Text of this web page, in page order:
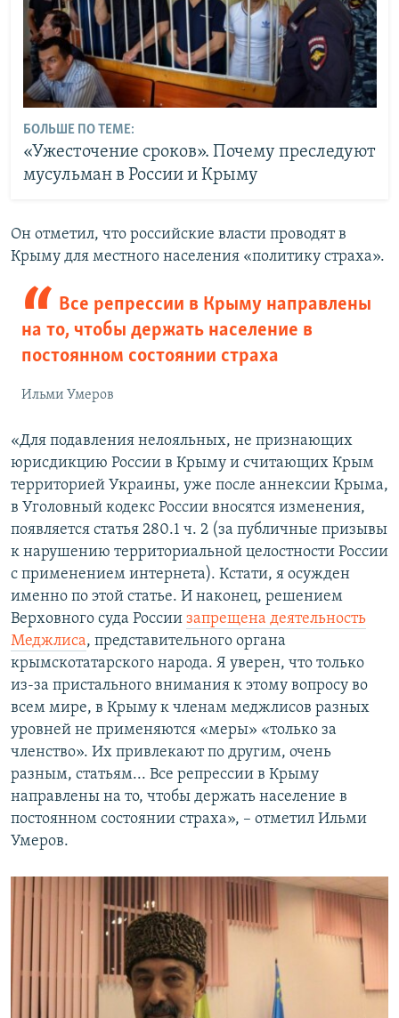
БОЛЬШЕ ПО ТЕМЕ:
«Ужесточение сроков». Почему преследуют
мусульман в России и Крыму
Он отметил, что российские власти проводят в
Крыму для местного населения «политику страха».
Все репрессии в Крыму направлены
на то, чтобы держать население в
постоянном состоянии страха
Ильми Умеров
«Для подавления нелояльных, не признающих
юрисдикцию России в Крыму и считающих Крым
территорией Украины, уже после аннексии Крыма,
в Уголовный кодекс России вносятся изменения,
появляется статья 280.1 ч. 2 (за публичные призывы
к нарушению территориальной целостности России
с применением интернета). Кстати, я осужден
именно по этой статье. И наконец, решением
Верховного суда России запрещена деятельность
Меджлиса, представительного органа
крымскотатарского народа. Я уверен, что только
из-за пристального внимания к этому вопросу во
всем мире, в Крыму к членам меджлисов разных
уровней не применяются «меры» «только за
членство». Их привлекают по другим, очень
разным, статьям... Все репрессии в Крыму
направлены на то, чтобы держать население в
постоянном состоянии страха», – отметил Ильми
Умеров.